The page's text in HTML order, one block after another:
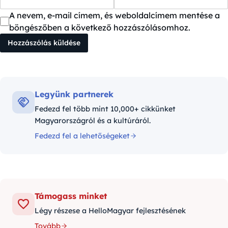
A nevem, e-mail címem, és weboldalcímem mentése a
böngészőben a következő hozzászólásomhoz.
Legyünk partnerek
Fedezd fel több mint 10,000+ cikkünket
Magyarországról és a kultúráról.
Fedezd fel a lehetőségeket
Támogass minket
Légy részese a HelloMagyar fejlesztésének
Tovább